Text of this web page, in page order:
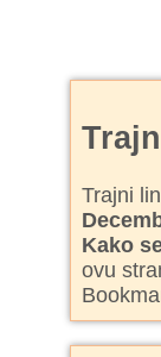
Trajni
Kako
ovu